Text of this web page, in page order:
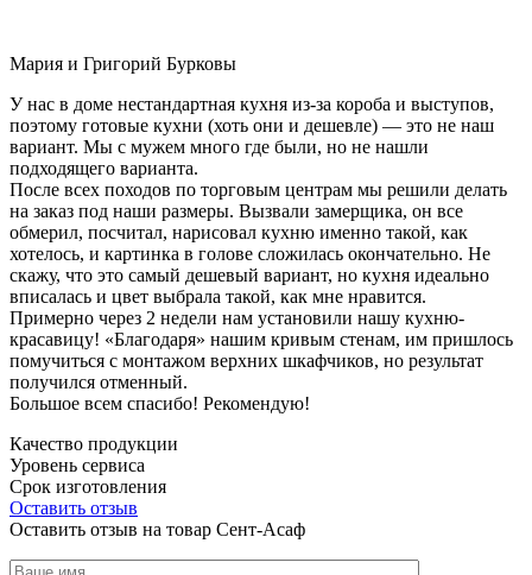
Мария и Григорий Бурковы
У нас в доме нестандартная кухня из-за короба и выступов,
поэтому готовые кухни (хоть они и дешевле) — это не наш
вариант. Мы с мужем много где были, но не нашли
подходящего варианта.
После всех походов по торговым центрам мы решили делать
на заказ под наши размеры. Вызвали замерщика, он все
обмерил, посчитал, нарисовал кухню именно такой, как
хотелось, и картинка в голове сложилась окончательно. Не
скажу, что это самый дешевый вариант, но кухня идеально
вписалась и цвет выбрала такой, как мне нравится.
Примерно через 2 недели нам установили нашу кухню-
красавицу! «Благодаря» нашим кривым стенам, им пришлось
помучиться с монтажом верхних шкафчиков, но результат
получился отменный.
Большое всем спасибо! Рекомендую!
Качество продукции
Уровень сервиса
Срок изготовления
Оставить отзыв
Оставить отзыв на товар Сент-Асаф